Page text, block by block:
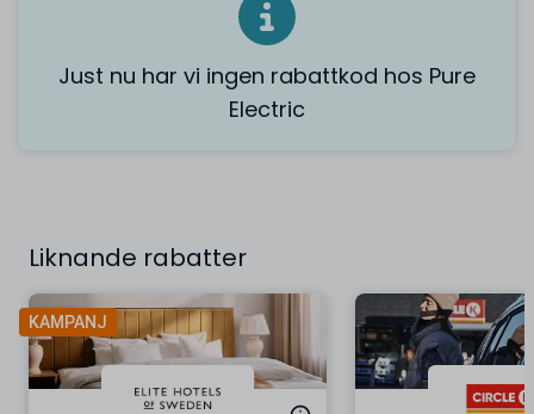
Just nu har vi ingen rabattkod hos Pure
Electric
Liknande rabatter
KAMPANJ